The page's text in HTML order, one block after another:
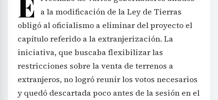
a la modificación de la Ley de Tierras
obligó al oficialismo a eliminar del proyecto el
capítulo referido a la extranjerización. La
iniciativa, que buscaba flexibilizar las
restricciones sobre la venta de terrenos a
extranjeros, no logró reunir los votos necesarios
y quedó descartada poco antes de la sesión en el